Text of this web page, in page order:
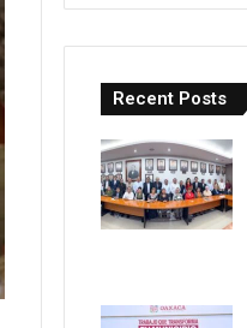
Recent Posts